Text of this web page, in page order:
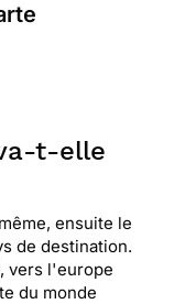
t-elle
ensuite le
de destination.
vers l'europe
du monde